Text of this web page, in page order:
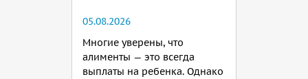
05.08.2026
Многие уверены, что
алименты — это всегда
выплаты на ребенка. Однако